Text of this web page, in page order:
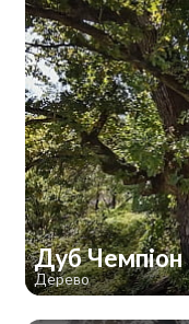
Дуб Чемпіон
Дерево